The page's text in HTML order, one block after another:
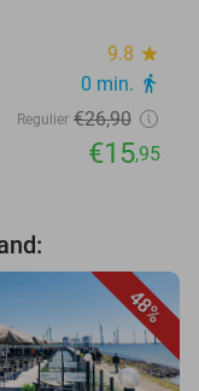
9.8 star
0 min. directions_walk
Regulier €26,90
€15,95
48%